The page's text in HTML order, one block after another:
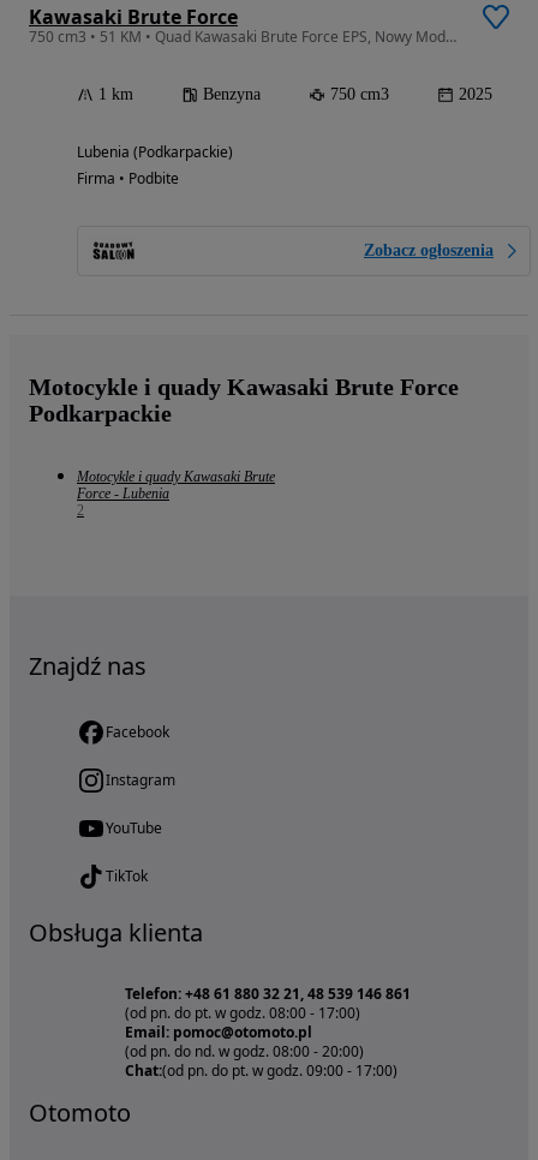
Kawasaki Brute Force
750 cm3 • 51 KM • Quad Kawasaki Brute Force EPS, Nowy Model od Quadowy Vlog
1 km Benzyna 750 cm3 2025
Lubenia (Podkarpackie)
Firma • Podbite
Zobacz ogłoszenia
Motocykle i quady Kawasaki Brute Force
Podkarpackie
Motocykle i quady Kawasaki Brute
Force - Lubenia
2
Znajdź nas
Facebook
Instagram
YouTube
TikTok
Obsługa klienta
Telefon: +48 61 880 32 21, 48 539 146 861
(od pn. do pt. w godz. 08:00 - 17:00)
Email: pomoc@otomoto.pl
(od pn. do nd. w godz. 08:00 - 20:00)
Chat:(od pn. do pt. w godz. 09:00 - 17:00)
Otomoto